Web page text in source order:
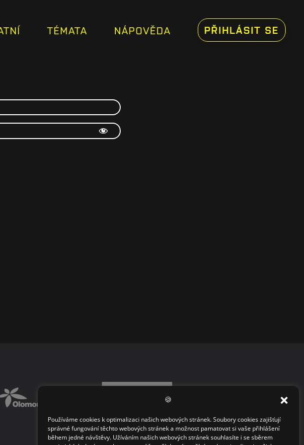
🍪
Používáme cookies k optimalizaci našich webových stránek. Soubory cookies zajišťují
správné fungování těchto webových stránek a možnost pamatovat si vaše přihlášení
během jedné návštěvy. Užíváním našich webových stránek souhlasíte i se sběrem
TÉMATA NÁPOVĚDA PŘIHLÁSIT SE